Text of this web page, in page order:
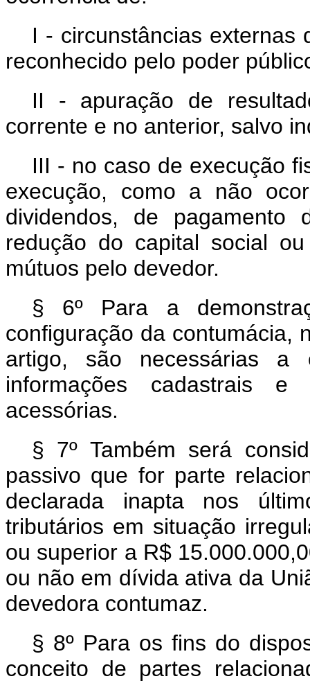
I - circunstâncias externas
reconhecido pelo poder
II - apuração de
corrente e no anterior, salvo
III - no caso de execução
execução, como a não
dividendos, de
redução do capital social
mútuos pelo devedor.
§ 6º Para a
configuração da contumácia,
artigo, são necessárias a
informações cadastrais
acessórias.
§ 7º Também será
passivo que for parte
declarada inapta nos
tributários em situação
ou superior a R$
ou não em dívida ativa da
devedora contumaz.
§ 8º Para os fins do
conceito de partes